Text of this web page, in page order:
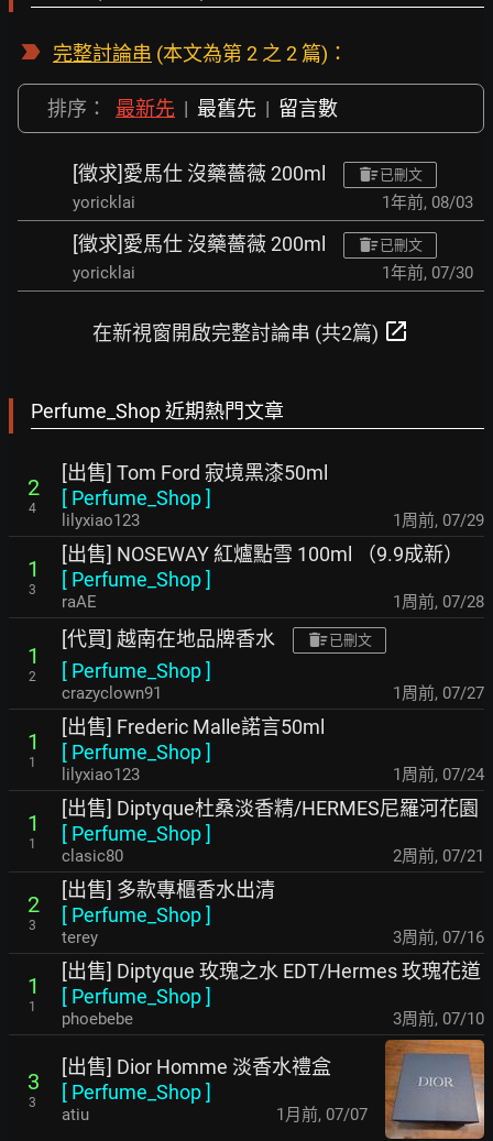
完整討論串 (本文為第 2 之 2 篇)：
排序： 最新先 | 最舊先 | 留言數
[徵求]愛馬仕 沒藥薔薇 200ml 已刪文
yoricklai 1年前, 08/03
[徵求]愛馬仕 沒藥薔薇 200ml 已刪文
yoricklai 1年前, 07/30
在新視窗開啟完整討論串 (共2篇) open_in_new
Perfume_Shop 近期熱門文章
2
4
[出售] Tom Ford 寂境黑漆50ml
[ Perfume_Shop]
lilyxiao123 1周前, 07/29
1
3
[出售] NOSEWAY 紅爐點雪 100ml （9.9成新）
[ Perfume_Shop]
raAE 1周前, 07/28
1
2
[代買] 越南在地品牌香水 已刪文
[ Perfume_Shop]
crazyclown91 1周前, 07/27
1
1
[出售] Frederic Malle諾言50ml
[ Perfume_Shop]
lilyxiao123 1周前, 07/24
1
1
[出售] Diptyque杜桑淡香精/HERMES尼羅河花園
[ Perfume_Shop]
clasic80 2周前, 07/21
2
3
[出售] 多款專櫃香水出清
[ Perfume_Shop]
terey 3周前, 07/16
1
1
[出售] Diptyque 玫瑰之水 EDT/Hermes 玫瑰花道
[ Perfume_Shop]
phoebebe 3周前, 07/10
3
3
[出售] Dior Homme 淡香水禮盒
[ Perfume_Shop]
atiu 1月前, 07/07